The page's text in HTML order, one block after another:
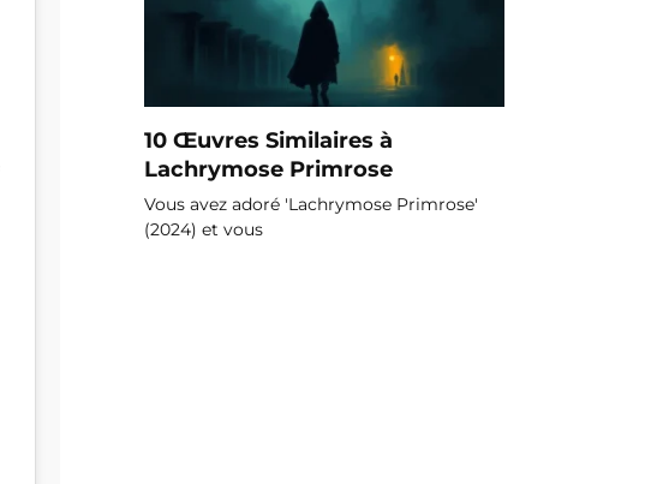
10 Œuvres Similaires à
Lachrymose Primrose
Vous avez adoré 'Lachrymose Primrose'
(2024) et vous